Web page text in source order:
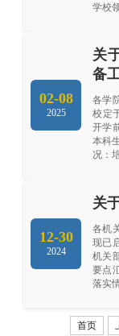
学校
02-08
2025
关
备
各学
校定
开学
本科
况：
12-30
2024
关
各机
现已
机关
要点
落实
首页